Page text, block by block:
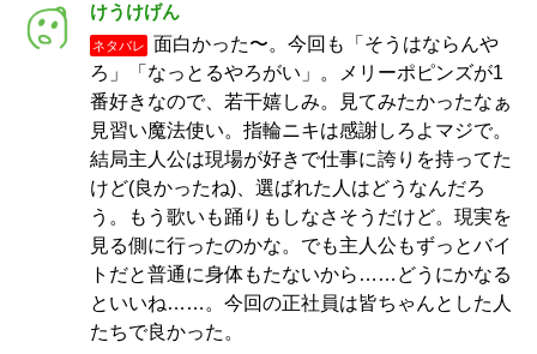
けうけげん
ネタバレ
面白かった〜。今回も「そうはならんや
ろ」「なっとるやろがい」。メリーポピンズが1
番好きなので、若干嬉しみ。見てみたかったなぁ
見習い魔法使い。指輪ニキは感謝しろよマジで。
結局主人公は現場が好きで仕事に誇りを持ってた
けど(良かったね)、選ばれた人はどうなんだろ
う。もう歌いも踊りもしなさそうだけど。現実を
見る側に行ったのかな。でも主人公もずっとバイ
トだと普通に身体もたないから……どうにかなる
といいね……。今回の正社員は皆ちゃんとした人
たちで良かった。